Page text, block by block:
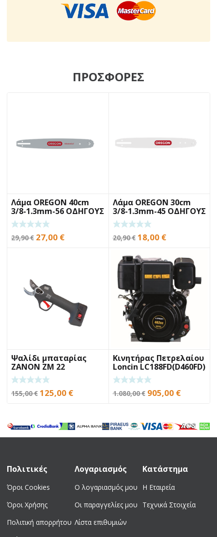
ΠΡΟΣΦΟΡΕΣ
Λάμα OREGON 40cm
3/8-1.3mm-56 ΟΔΗΓΟΥΣ
29,90€ Original
27,00 €Η
Λάμα OREGON 30cm
3/8-1.3mm-45 ΟΔΗΓΟΥΣ
20,90€ Original
was:
20,90 €.
18,00 €Η
τιμή
είναι:
18,00 €.
Ψαλίδι μπαταρίας
ZANON ZM 22
155,00€ Original
155,00 €.
125,00 €Η
είναι:
125,00 €.
Κινητήρας Πετρελαίου
Loncin LC188FD(D460FD)
10.2Hp
1.080,00€ Original
1.080,00 €.
905,00 €Η
είναι:
905,00 €.
Πολιτικές
Όροι Cookies
Όροι Χρήσης
Πολιτική απορρήτου
Λογαριασμός
Ο λογαριασμός μου
Οι παραγγελίες μου
Λίστα επιθυμιών
Κατάστημα
Η Εταιρεία
Τεχνικά Στοιχεία